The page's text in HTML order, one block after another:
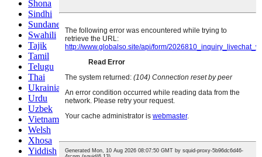
Shona
Sindhi
Sundanese
Swahili
Tajik
Tamil
Telugu
Thai
Ukrainian
Urdu
Uzbek
Vietnamese
Welsh
Xhosa
Yiddish